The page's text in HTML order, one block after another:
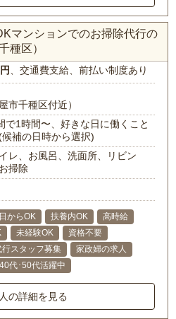
マンションでのお掃除代行の
種区）
、交通費支給、前払い制度あり
市千種区付近）
で1時間〜、好きな日に働くこと
補の日時から選択)
レ、お風呂、洗面所、リビン
掃除
からOK 扶養内OK
高時給
未経験OK
資格不要
行スタッフ募集
家政婦の求人
代･50代活躍中
の詳細を見る